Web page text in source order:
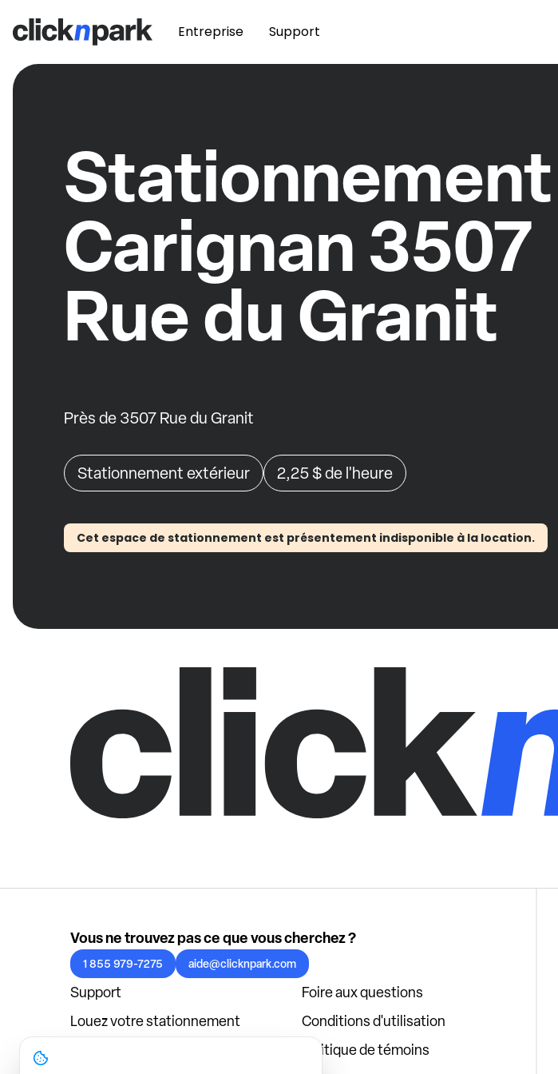
Entreprise Support
Stationnement
Carignan 3507
Rue du Granit
Près de 3507 Rue du Granit
Stationnement extérieur 2,25 $de l'heure
Cet espace de stationnement est présentement indisponible à la location.
Vous ne trouvez pas ce que vous cherchez ?
1 855 979-7275 aide@clicknpark.com
Support
Foire aux questions
Louez votre stationnement
Conditions d'utilisation
Politique de témoins